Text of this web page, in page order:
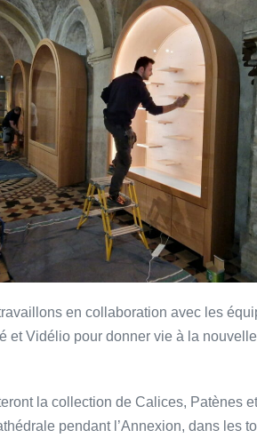
en collaboration avec les
et Vidélio pour donner vie à la
la collection de Calices, Patènes
pendant l’Annexion, dans les